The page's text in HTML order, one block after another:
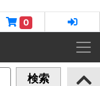
0
検索